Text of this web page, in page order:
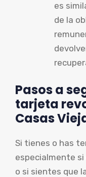
es
de la
Pasos a
tarjeta
Casas
Si tienes o has
especialmente si
o si sientes que